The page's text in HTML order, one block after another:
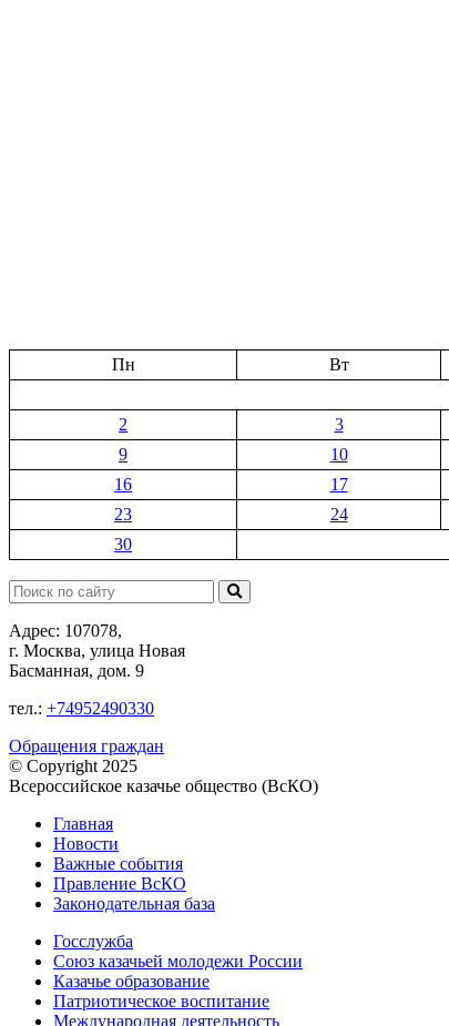
Пн
Вт
2
3
9
10
16
17
23
24
30
Поиск:
Адрес: 107078,
г. Москва, улица Новая
Басманная, дом. 9
тел.: +74952490330
Обращения граждан
© Copyright 2025
Всероссийское казачье общество (ВсКО)
Главная
Новости
Важные события
Правление ВсКО
Законодательная база
Госслужба
Союз казачьей молодежи России
Казачье образование
Патриотическое воспитание
Международная деятельность